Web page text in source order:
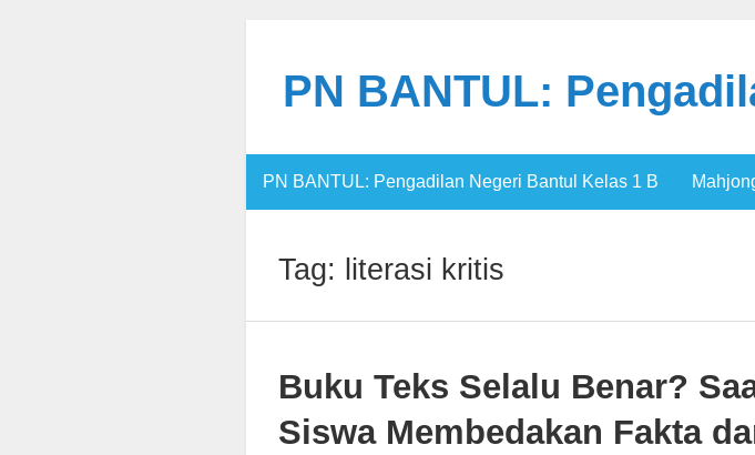
PN BANTUL:
PN BANTUL: Pengadilan Negeri Bantul Kelas 1 B
Tag: literasi kritis
Buku Teks Selalu Benar?
Siswa Membedakan Fakta